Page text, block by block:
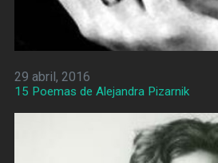
29 abril, 2016
15 Poemas de Alejandra Pizarnik